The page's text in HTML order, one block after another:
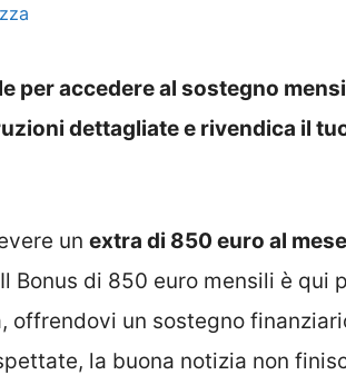
per accedere al sostegno
dettagliate e rivendica il
un extra di 850 euro al
Bonus di 850 euro mensili è qui
offrendovi un sostegno
la buona notizia non